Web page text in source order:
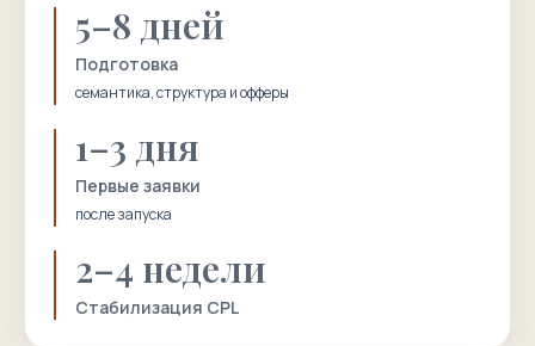
5–8 дней
Подготовка
семантика, структура и офферы
1–3 дня
Первые заявки
после запуска
2–4 недели
Стабилизация CPL